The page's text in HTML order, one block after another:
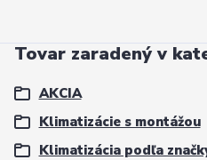
Tovar zaradený v
AKCIA
Klimatizácie s montážou
Klimatizácia podľa